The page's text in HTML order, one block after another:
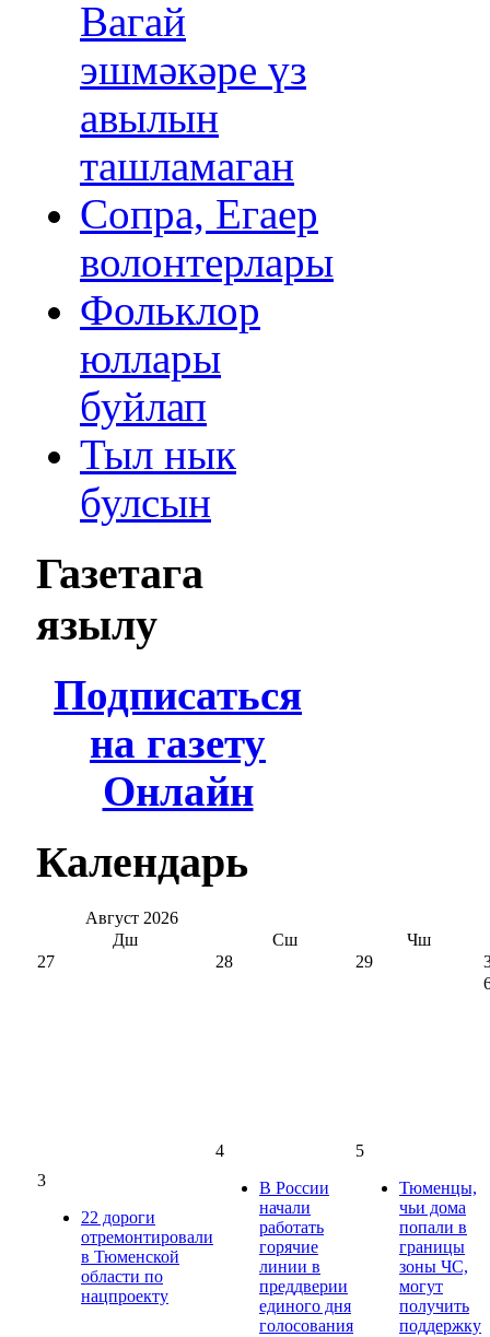
Вагай
эшмәкәре үз
авылын
ташламаган
Сопра, Егаер
волонтерлары
Фольклор
юллары
буйлап
Тыл нык
булсын
Газетага
язылу
Подписаться
на газету
Онлайн
Календарь
Август 2026
Дш
Сш
Чш
27
28 29
3
22 дороги
отремонтировали
в Тюменской
области по
нацпроекту
4
В России
начали
работать
горячие
линии в
преддверии
единого дня
голосования
5
Тюменцы,
чьи дома
попали в
границы
зоны ЧС,
могут
получить
поддержку